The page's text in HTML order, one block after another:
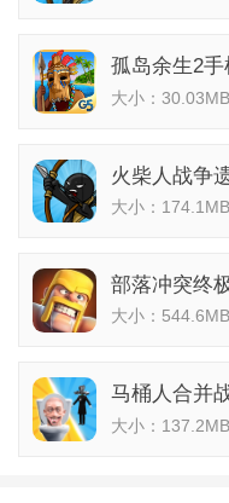
孤岛余生2手
大小：30.03MB
火柴人战争
大小：174.1MB
部落冲突终
大小：544.6MB
马桶人合并
大小：137.2MB